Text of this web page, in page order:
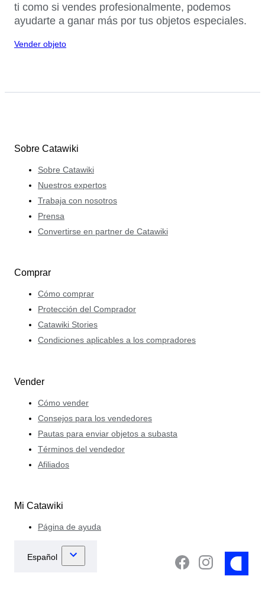
ti como si vendes profesionalmente, podemos
ayudarte a ganar más por tus objetos especiales.
Vender objeto
Sobre Catawiki
Sobre Catawiki
Nuestros expertos
Trabaja con nosotros
Prensa
Convertirse en partner de Catawiki
Comprar
Cómo comprar
Protección del Comprador
Catawiki Stories
Condiciones aplicables a los compradores
Vender
Cómo vender
Consejos para los vendedores
Pautas para enviar objetos a subasta
Términos del vendedor
Afiliados
Mi Catawiki
Página de ayuda